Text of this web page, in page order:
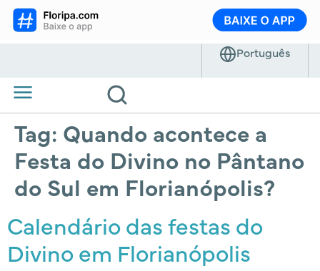
Tag: Quando acontece a
Festa do Divino no Pântano
do Sul em Florianópolis?
Calendário das festas do
Divino em Florianópolis